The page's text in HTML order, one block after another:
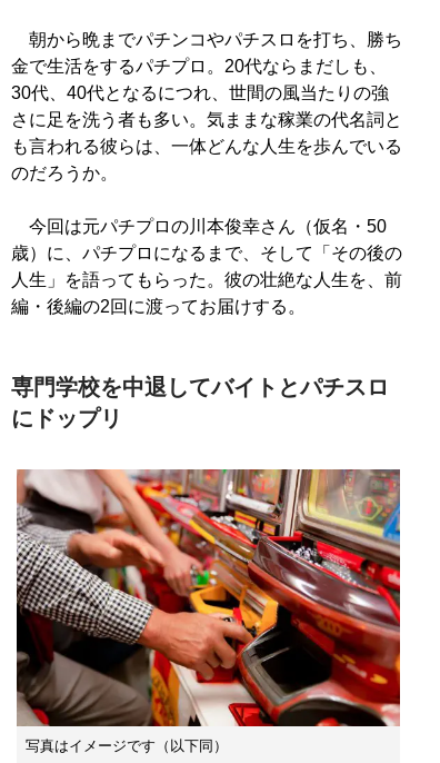
朝から晩までパチンコやパチスロを打ち、勝ち
金で生活をするパチプロ。20代ならまだしも、
30代、40代となるにつれ、世間の風当たりの強
さに足を洗う者も多い。気ままな稼業の代名詞と
も言われる彼らは、一体どんな人生を歩んでいる
のだろうか。
今回は元パチプロの川本俊幸さん（仮名・50
歳）に、パチプロになるまで、そして「その後の
人生」を語ってもらった。彼の壮絶な人生を、前
編・後編の2回に渡ってお届けする。
専門学校を中退してバイトとパチスロ
にドップリ
写真はイメージです（以下同）